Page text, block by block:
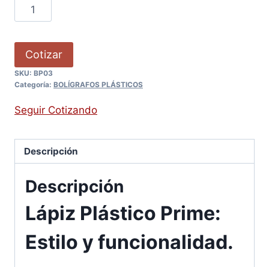
Cotizar
SKU: BP03
Categoría: BOLÍGRAFOS PLÁSTICOS
Seguir Cotizando
Descripción
Descripción
Lápiz Plástico Prime:
Estilo y funcionalidad.